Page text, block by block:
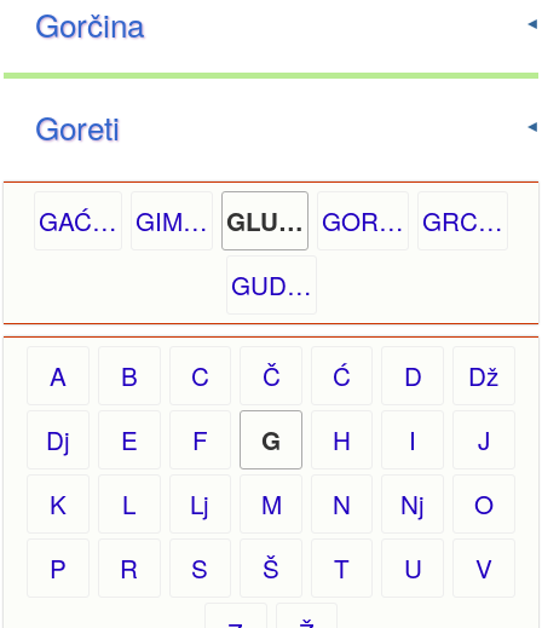
Gorčina
Goreti
GAĆ… GIM… GLU… GOR… GRC…
GUD…
A B C Č Ć D
Dž
Dj
E F G H I
J
K
L Lj M N Nj
O
P
R S Š T U
V